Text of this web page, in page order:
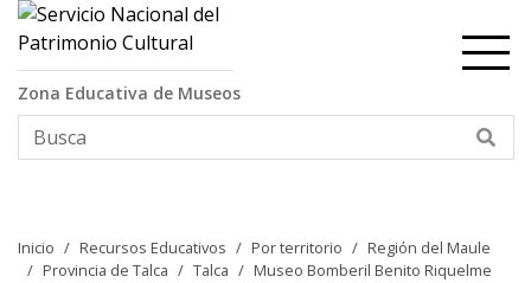
Contenido principal
Zona Educativa de Museos
Inicio Recursos Educativos Por territorio
Región del Maule
Provincia de Talca
Talca Museo Bomberil Benito Riquelme